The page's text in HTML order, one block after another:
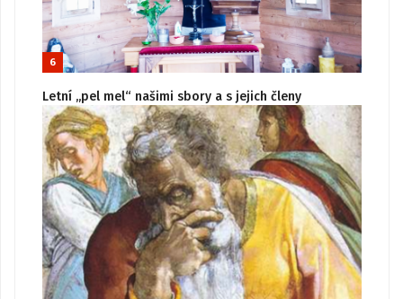
6
Letní „pel mel“ našimi sbory a s jejich členy